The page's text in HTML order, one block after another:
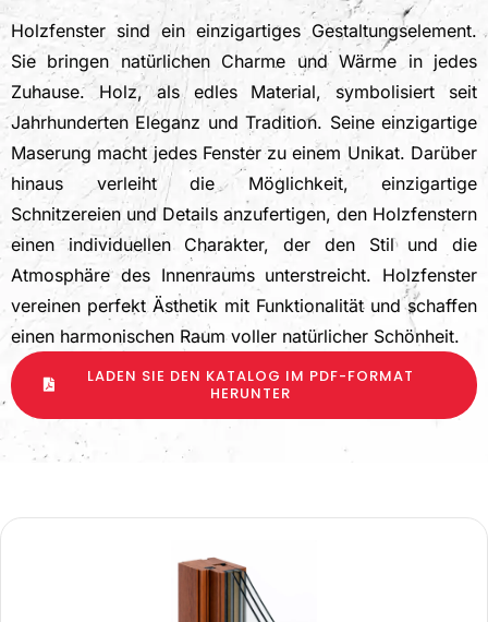
Holzfenster sind ein einzigartiges Gestaltungselement.
Sie bringen natürlichen Charme und Wärme in jedes
Zuhause. Holz, als edles Material, symbolisiert seit
Jahrhunderten Eleganz und Tradition. Seine einzigartige
Maserung macht jedes Fenster zu einem Unikat. Darüber
hinaus verleiht die Möglichkeit, einzigartige
Schnitzereien und Details anzufertigen, den Holzfenstern
einen individuellen Charakter, der den Stil und die
Atmosphäre des Innenraums unterstreicht. Holzfenster
vereinen perfekt Ästhetik mit Funktionalität und schaffen
einen harmonischen Raum voller natürlicher Schönheit.
LADEN SIE DEN KATALOG IM PDF-FORMAT
HERUNTER